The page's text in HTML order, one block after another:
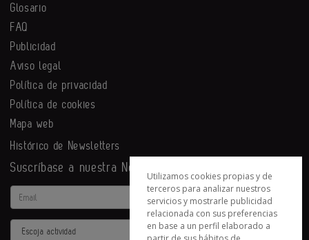
Glosario
FAQ
Publicidad
Aviso legal
Política de privacidad
Política de cookies
Mapa web
Histórico de Newsletters
Suscríbase a nuestra Newsletter
Email
Actividad
Utilizamos cookies propias y de
terceros para analizar nuestros
servicios y mostrarle publicidad
relacionada con sus preferencias
en base a un perfil elaborado a